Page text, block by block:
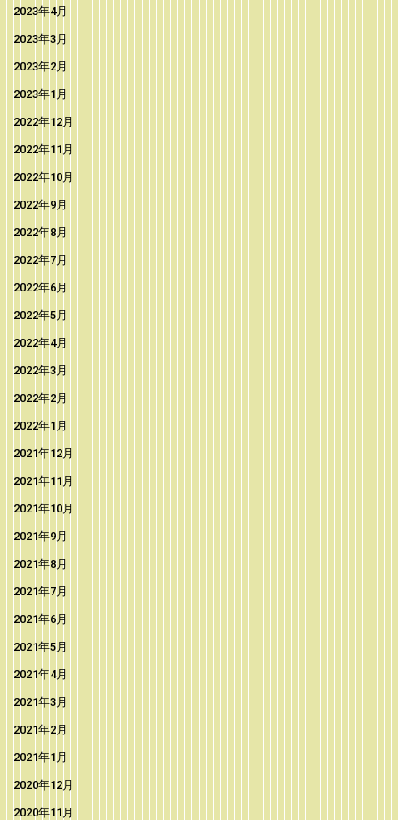
2023年4月
2023年3月
2023年2月
2023年1月
2022年12月
2022年11月
2022年10月
2022年9月
2022年8月
2022年7月
2022年6月
2022年5月
2022年4月
2022年3月
2022年2月
2022年1月
2021年12月
2021年11月
2021年10月
2021年9月
2021年8月
2021年7月
2021年6月
2021年5月
2021年4月
2021年3月
2021年2月
2021年1月
2020年12月
2020年11月